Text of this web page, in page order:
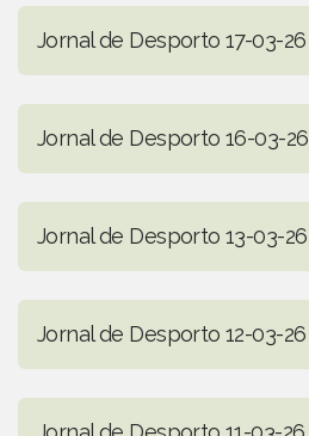
Jornal de Desporto 17-03-26
Jornal de Desporto 16-03-26
Jornal de Desporto 13-03-26
Jornal de Desporto 12-03-26